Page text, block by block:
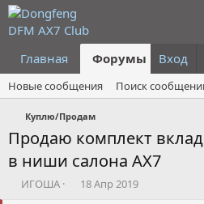
Главная Форумы Что
Вход
Новые сообщения Поиск
Куплю/Продам
Продаю комплект
в ниши салона АХ7
А
ИГОША
Д
18 Апр 2019